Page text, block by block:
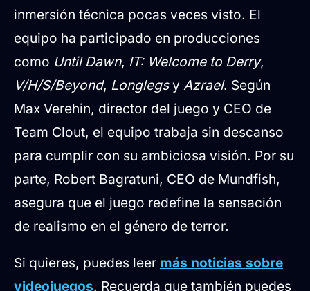
inmersión técnica pocas veces visto. El
equipo ha participado en producciones
como Until Dawn, IT: Welcome to Derry,
V/H/S/Beyond, Longlegsy Azrael. Según
Max Verehin, director del juego y CEO de
Team Clout, el equipo trabaja sin descanso
para cumplir con su ambiciosa visión. Por su
parte, Robert Bagratuni, CEO de Mundfish,
asegura que el juego redefine la sensación
de realismo en el género de terror.
Si quieres, puedes leer más noticias sobre
videojuegos. Recuerda que también puedes